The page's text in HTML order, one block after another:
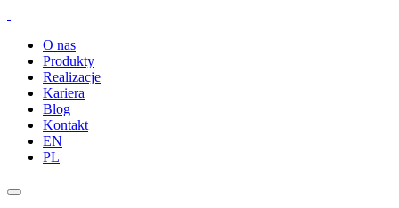
O nas
Produkty
Realizacje
Kariera
Blog
Kontakt
EN
PL